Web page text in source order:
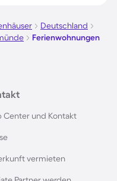
Deutschland
Ferienwohnungen
Center und Kontakt
vermieten